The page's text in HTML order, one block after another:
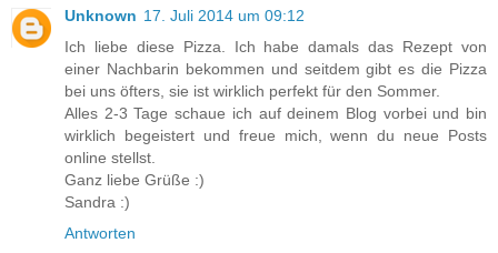
Unknown 17. Juli 2014 um 09:12
Ich liebe diese Pizza. Ich habe damals das Rezept von
einer Nachbarin bekommen und seitdem gibt es die Pizza
bei uns öfters, sie ist wirklich perfekt für den Sommer.
Alles 2-3 Tage schaue ich auf deinem Blog vorbei und bin
wirklich begeistert und freue mich, wenn du neue Posts
online stellst.
Ganz liebe Grüße :)
Sandra :)
Antworten